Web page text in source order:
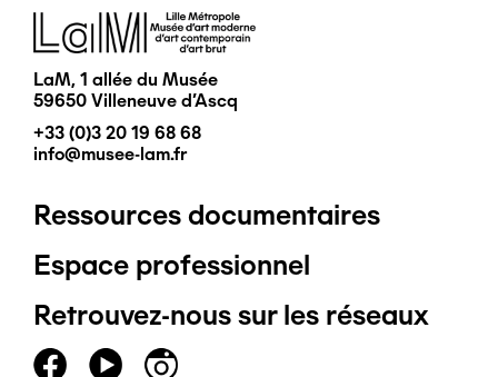
Image
LaM, 1 allée du Musée
59650 Villeneuve d'Ascq
+33 (0)3 20 19 68 68
info@musee-lam.fr
Pied
de
page
Ressources documentaires
Espace professionnel
Retrouvez-nous sur les réseaux